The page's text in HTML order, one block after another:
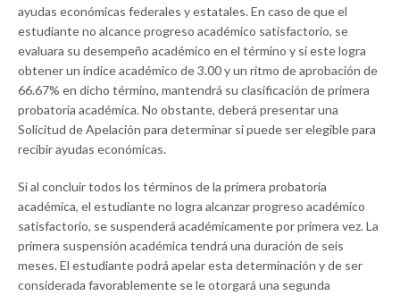
ayudas económicas federales y estatales. En caso de que el
estudiante no alcance progreso académico satisfactorio, se
evaluara su desempeño académico en el término y si este logra
obtener un índice académico de 3.00 y un ritmo de aprobación de
66.67% en dicho término, mantendrá su clasificación de primera
probatoria académica. No obstante, deberá presentar una
Solicitud de Apelación para determinar si puede ser elegible para
recibir ayudas económicas.
Si al concluir todos los términos de la primera probatoria
académica, el estudiante no logra alcanzar progreso académico
satisfactorio, se suspenderá académicamente por primera vez. La
primera suspensión académica tendrá una duración de seis
meses. El estudiante podrá apelar esta determinación y de ser
considerada favorablemente se le otorgará una segunda